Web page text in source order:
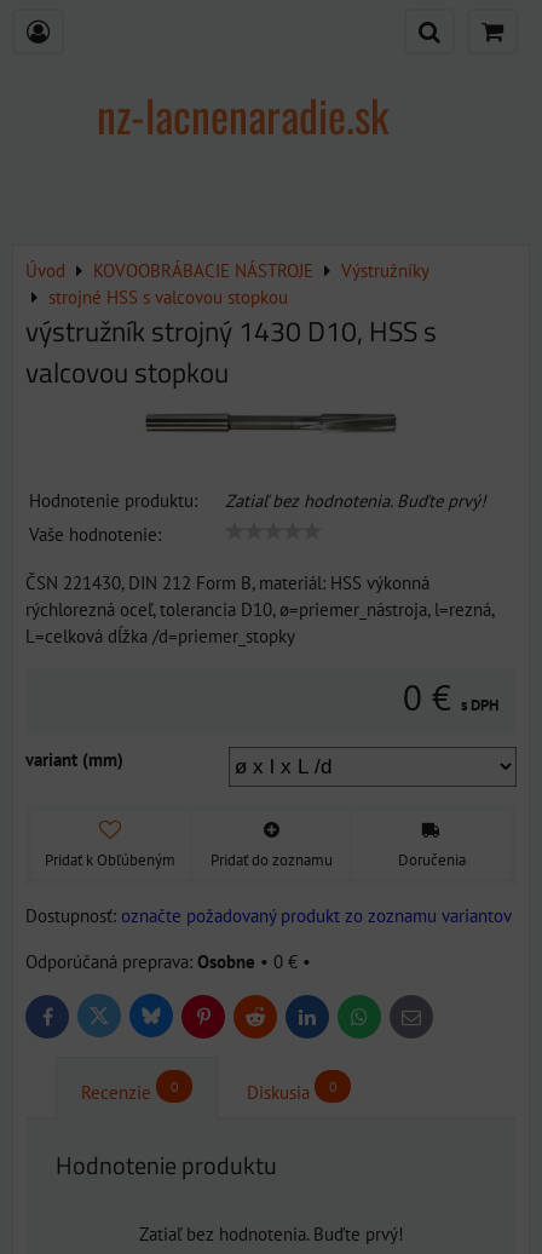
nz-lacnenaradie.sk
Úvod KOVOOBRÁBACIE NÁSTROJE
Výstružníky
strojné HSS s valcovou stopkou
výstružník strojný 1430 D10, HSS s
valcovou stopkou
Hodnotenie produktu:
Zatiaľ bez hodnotenia. Buďte prvý!
Vaše hodnotenie:
ČSN 221430, DIN 212 Form B, materiál: HSS výkonná
rýchlorezná oceľ, tolerancia D10, ø=priemer_nástroja, l=rezná,
L=celková dĺžka /d=priemer_stopky
0 € s DPH
variant (mm)
Pridať k Obľúbeným Pridať do zoznamu Doručenia
Dostupnosť: označte požadovaný produkt zo zoznamu variantov
Osobne • 0 € •
FacebookTwitter BlueskyPinterestReddit LinkedInWhatsApp
E-
mail
Recenzie 0 Diskusia 0
Hodnotenie produktu
Zatiaľ bez hodnotenia. Buďte prvý!